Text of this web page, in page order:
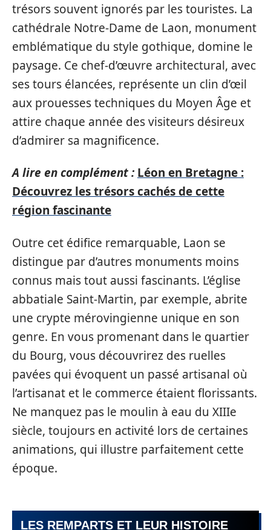
trésors souvent ignorés par les touristes. La
cathédrale Notre-Dame de Laon, monument
emblématique du style gothique, domine le
paysage. Ce chef-d’œuvre architectural, avec
ses tours élancées, représente un clin d’œil
aux prouesses techniques du Moyen Âge et
attire chaque année des visiteurs désireux
d’admirer sa magnificence.
A lire en complément : Léon en Bretagne :
Découvrez les trésors cachés de cette
région fascinante
Outre cet édifice remarquable, Laon se
distingue par d’autres monuments moins
connus mais tout aussi fascinants. L’église
abbatiale Saint-Martin, par exemple, abrite
une crypte mérovingienne unique en son
genre. En vous promenant dans le quartier
du Bourg, vous découvrirez des ruelles
pavées qui évoquent un passé artisanal où
l’artisanat et le commerce étaient florissants.
Ne manquez pas le moulin à eau du XIIIe
siècle, toujours en activité lors de certaines
animations, qui illustre parfaitement cette
époque.
LES REMPARTS ET LEUR HISTOIRE